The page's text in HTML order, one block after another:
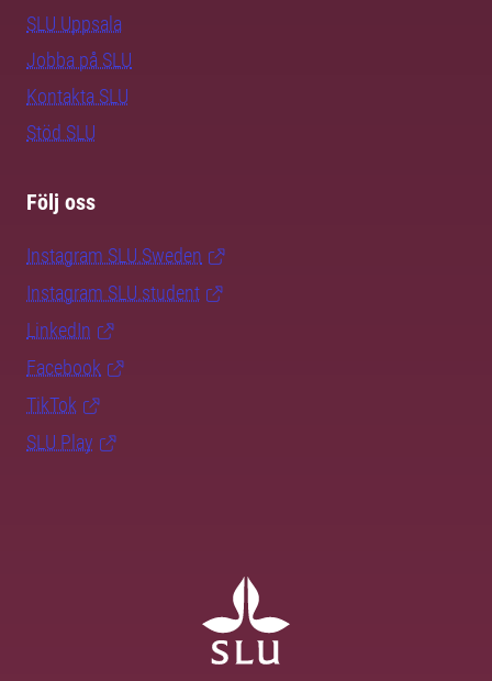
SLU Uppsala
Jobba på SLU
Kontakta SLU
Stöd SLU
Följ oss
Instagram SLU.Sweden
Instagram SLU.student
LinkedIn
Facebook
TikTok
SLU Play